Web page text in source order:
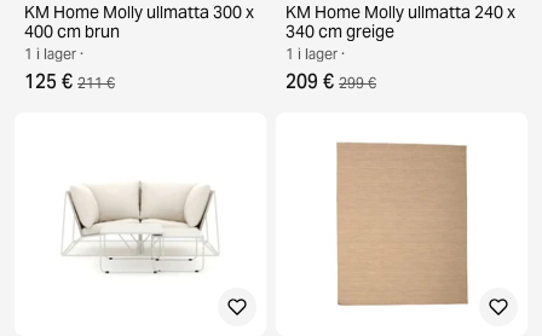
KM Home Molly ullmatta 300 x
400 cm brun
1 i lager ·
125 € 211 €
KM Home Molly ullmatta 240 x
340 cm greige
1 i lager ·
209 € 299 €